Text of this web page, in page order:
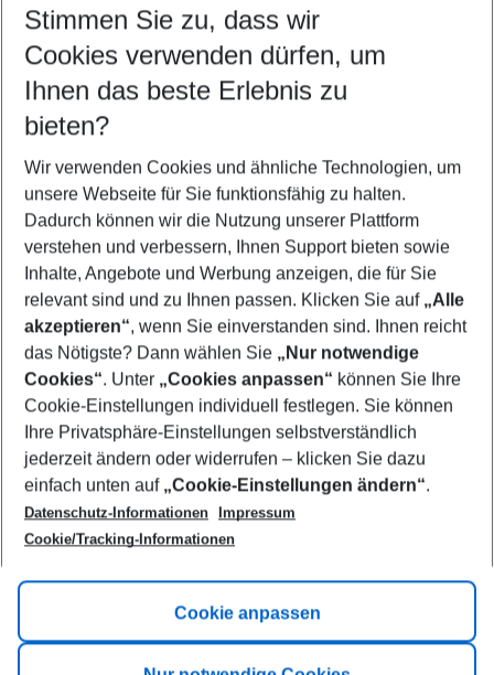
Customize your offer
Find the perfect deal which suits your best
Your departure airport
Any airport
Select your date range
10/08/26–08/08/27 5-8 nights
Who will travel
2 adults No children
Show more filter
Footer
Footer navigation
Title A
Link A
Stimmen Sie zu, dass wir
Cookies verwenden dürfen, um
Ihnen das beste Erlebnis zu
bieten?
Wir verwenden Cookies und ähnliche Technologien, um
unsere Webseite für Sie funktionsfähig zu halten.
Dadurch können wir die Nutzung unserer Plattform
verstehen und verbessern, Ihnen Support bieten sowie
Inhalte, Angebote und Werbung anzeigen, die für Sie
relevant sind und zu Ihnen passen. Klicken Sie auf „Alle
akzeptieren“, wenn Sie einverstanden sind. Ihnen reicht
das Nötigste? Dann wählen Sie „Nur notwendige
Cookies“. Unter „Cookies anpassen“ können Sie Ihre
Cookie-Einstellungen individuell festlegen. Sie können
Ihre Privatsphäre-Einstellungen selbstverständlich
jederzeit ändern oder widerrufen – klicken Sie dazu
einfach unten auf „Cookie-Einstellungen ändern“.
Datenschutz-Informationen
Impressum
Cookie/Tracking-Informationen
Cookie anpassen